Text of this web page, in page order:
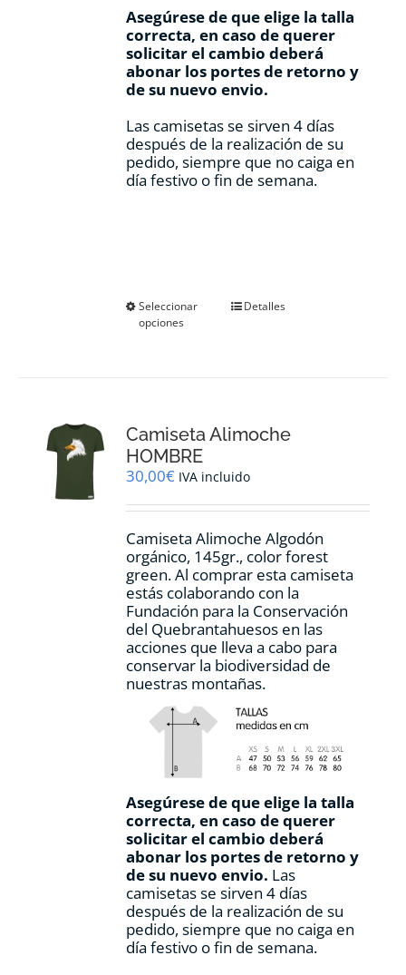
Asegúrese de que elige la talla
correcta, en caso de querer
solicitar el cambio deberá
abonar los portes de retorno y
de su nuevo envio.
Las camisetas se sirven 4 días
después de la realización de su
pedido, siempre que no caiga en
día festivo o fin de semana.
Seleccionar
opciones
Este
se
elegir
en
la
de
producto
Detalles
Camiseta Alimoche
HOMBRE
30,00€ IVA incluido
Camiseta Alimoche Algodón
orgánico, 145gr., color forest
green. Al comprar esta camiseta
estás colaborando con la
Fundación para la Conservación
del Quebrantahuesos en las
acciones que lleva a cabo para
conservar la biodiversidad de
nuestras montañas.
Asegúrese de que elige la talla
correcta, en caso de querer
solicitar el cambio deberá
abonar los portes de retorno y
de su nuevo envio. Las
camisetas se sirven 4 días
después de la realización de su
pedido, siempre que no caiga en
día festivo o fin de semana.